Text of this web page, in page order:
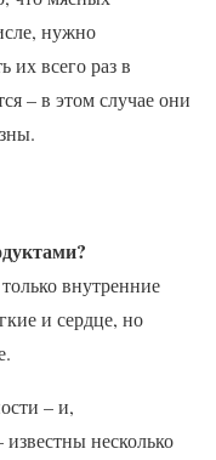
нужно
их всего раз в
– в этом случае они
внутренние
и сердце, но
– и,
несколько